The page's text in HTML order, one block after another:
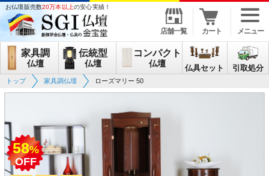
お仏壇販売数20万本以上の安心実績！
店舗一覧 カート メニュー
家具調
仏壇
伝統型
仏壇
コンパクト
仏壇 仏具セット 引取処分
トップ 家具調仏壇 ローズマリー 50
58%
OFF